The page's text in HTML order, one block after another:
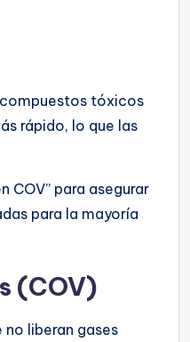
compuestos tóxicos
rápido, lo que las
COV” para asegurar
para la mayoría
(COV)
liberan gases